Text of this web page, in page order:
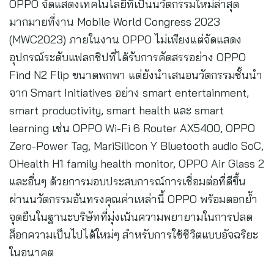
OPPO จัดแสดงเทคโนโลยีที่เป็นนวัตกรรมใหม่ล่าสุด
มากมายที่งาน Mobile World Congress 2023
(MWC2023) ภายในงาน OPPO ไม่เพียงแต่จัดแสดง
อุปกรณ์ระดับแฟลกชิปที่ได้รับการคัดสรรอย่าง OPPO
Find N2 Flip ขนาดพกพา แต่ยังนำเสนอนวัตกรรมชั้นนำ
จาก Smart Initiatives อย่าง smart entertainment,
smart productivity, smart health และ smart
learning เช่น OPPO Wi-Fi 6 Router AX5400, OPPO
Zero-Power Tag, MariSilicon Y Bluetooth audio SoC,
OHealth H1 family health monitor, OPPO Air Glass 2
และอื่นๆ ด้วยการมอบประสบการณ์การเชื่อมต่อที่ดีขึ้น
ผ่านนวัตกรรมอันทรงคุณค่าเหล่านี้ OPPO พร้อมตอกย้ำ
จุดยืนในฐานะบริษัทที่มุ่งเน้นความพยายามในการปลด
ล็อกความเป็นไปได้ใหม่ๆ สำหรับการใช้ชีวิตแบบอัจฉริยะ
ในอนาคต